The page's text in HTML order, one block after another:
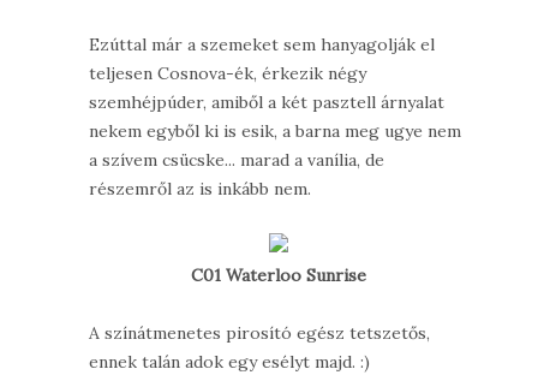
Ezúttal már a szemeket sem hanyagolják el
teljesen Cosnova-ék, érkezik négy
szemhéjpúder, amiből a két pasztell árnyalat
nekem egyből ki is esik, a barna meg ugye nem
a szívem csücske... marad a vanília, de
részemről az is inkább nem.
C01 Waterloo Sunrise
A színátmenetes pirosító egész tetszetős,
ennek talán adok egy esélyt majd. :)